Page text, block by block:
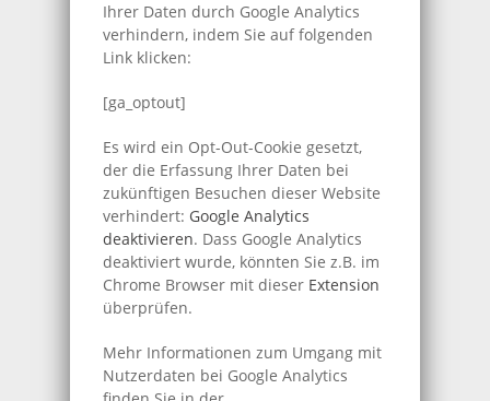
Ihrer Daten durch Google Analytics
verhindern, indem Sie auf folgenden
Link klicken:
[ga_optout]
Es wird ein Opt-Out-Cookie gesetzt,
der die Erfassung Ihrer Daten bei
zukünftigen Besuchen dieser Website
verhindert: Google Analytics
deaktivieren. Dass Google Analytics
deaktiviert wurde, könnten Sie z.B. im
Chrome Browser mit dieser Extension
überprüfen.
Mehr Informationen zum Umgang mit
Nutzerdaten bei Google Analytics